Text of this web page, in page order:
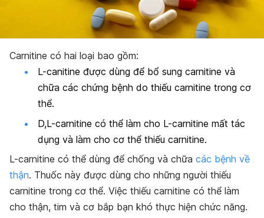
Carnitine có hai loại bao gồm:
L-canitine được dùng để bổ sung carnitine và
chữa các chứng bệnh do thiếu carnitine trong cơ
thể.
D,L-carnitine có thể làm cho L-carnitine mất tác
dụng và làm cho cơ thể thiếu carnitine.
L-carnitine có thể dùng để chống và chữa các bệnh về
thận. Thuốc này được dùng cho những người thiếu
carnitine trong cơ thể. Việc thiếu carnitine có thể làm
cho thận, tim và cơ bắp bạn khó thực hiện chức năng.